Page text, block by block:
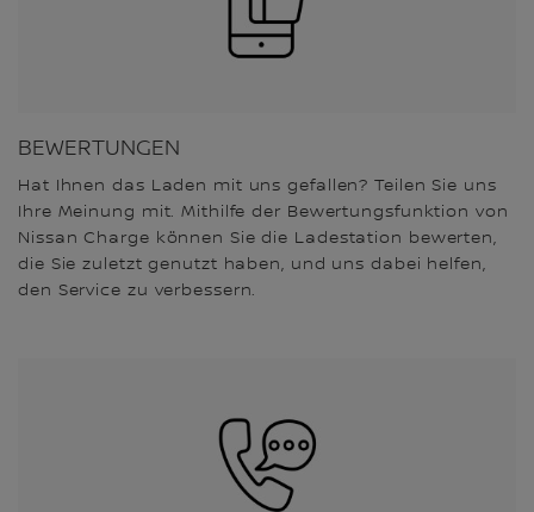
BEWERTUNGEN
Hat Ihnen das Laden mit uns gefallen? Teilen Sie uns
Ihre Meinung mit. Mithilfe der Bewertungsfunktion von
Nissan Charge können Sie die Ladestation bewerten,
die Sie zuletzt genutzt haben, und uns dabei helfen,
den Service zu verbessern.